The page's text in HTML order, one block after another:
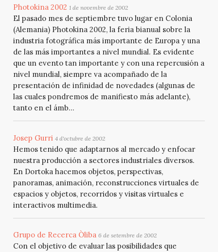
Photokina 2002 1 de novembre de 2002
El pasado mes de septiembre tuvo lugar en Colonia
(Alemania) Photokina 2002, la feria bianual sobre la
industria fotográfica más importante de Europa y una
de las más importantes a nivel mundial. Es evidente
que un evento tan importante y con una repercusión a
nivel mundial, siempre va acompañado de la
presentación de infinidad de novedades (algunas de
las cuales pondremos de manifiesto más adelante),
tanto en el ámb...
Josep Gurri 4 d'octubre de 2002
Hemos tenido que adaptarnos al mercado y enfocar
nuestra producción a sectores industriales diversos.
En Dortoka hacemos objetos, perspectivas,
panoramas, animación, reconstrucciones virtuales de
espacios y objetos, recorridos y visitas virtuales e
interactivos multimedia.
Grupo de Recerca Òliba 6 de setembre de 2002
Con el objetivo de evaluar las posibilidades que